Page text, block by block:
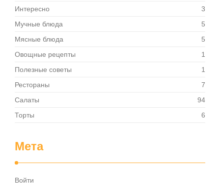
Интересно
3
Мучные блюда
5
Мясные блюда
5
Овощные рецепты
1
Полезные советы
1
Рестораны
7
Салаты
94
Торты
6
Мета
Войти